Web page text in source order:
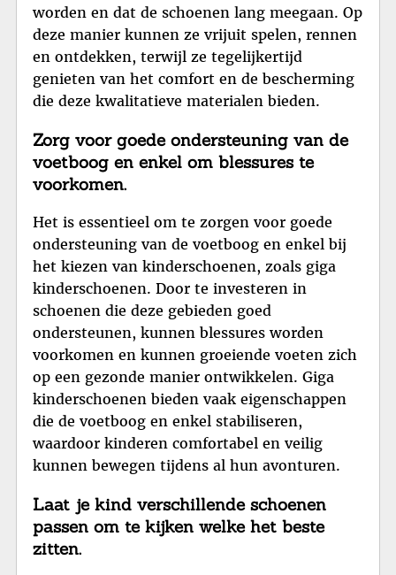
worden en dat de schoenen lang meegaan. Op
deze manier kunnen ze vrijuit spelen, rennen
en ontdekken, terwijl ze tegelijkertijd
genieten van het comfort en de bescherming
die deze kwalitatieve materialen bieden.
Zorg voor goede ondersteuning van de
voetboog en enkel om blessures te
voorkomen.
Het is essentieel om te zorgen voor goede
ondersteuning van de voetboog en enkel bij
het kiezen van kinderschoenen, zoals giga
kinderschoenen. Door te investeren in
schoenen die deze gebieden goed
ondersteunen, kunnen blessures worden
voorkomen en kunnen groeiende voeten zich
op een gezonde manier ontwikkelen. Giga
kinderschoenen bieden vaak eigenschappen
die de voetboog en enkel stabiliseren,
waardoor kinderen comfortabel en veilig
kunnen bewegen tijdens al hun avonturen.
Laat je kind verschillende schoenen
passen om te kijken welke het beste
zitten.